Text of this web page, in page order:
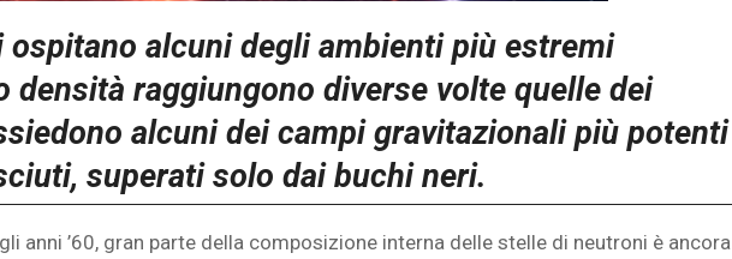
alcuni degli ambienti più estremi
densità raggiungono diverse volte quelle dei
alcuni dei campi gravitazionali più potenti
superati solo dai buchi neri.
anni ’60, gran parte della composizione interna delle stelle di neutroni è ancora